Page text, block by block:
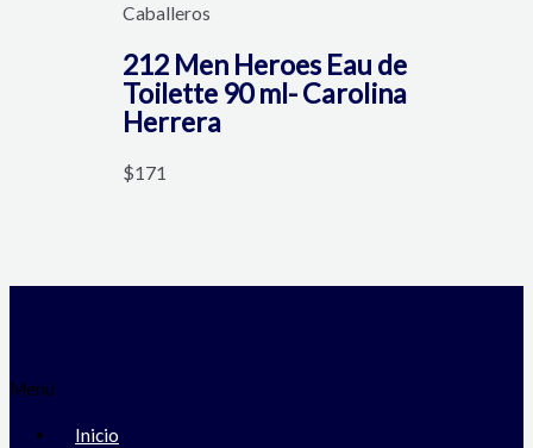
Caballeros
212 Men Heroes Eau de
Toilette 90 ml- Carolina
Herrera
$171
Menú
Inicio